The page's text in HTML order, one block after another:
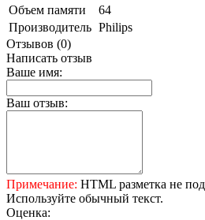
Объем памяти
64
Производитель Philips
Отзывов (0)
Написать отзыв
Ваше имя:
Ваш отзыв:
Примечание: HTML разметка не
Используйте обычный текст.
Оценка: